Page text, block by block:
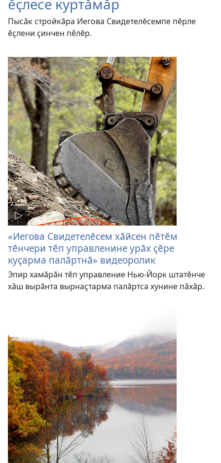
ӗҫлесе куртӑмӑр
Пысӑк стройкӑра Иегова Свидетелӗсемпе пӗрле
ӗҫлени ҫинчен пӗлӗр.
«Иегова Свидетелӗсем хӑйсен пӗтӗм
тӗнчери тӗп управленине урӑх ҫӗре
куҫарма палӑртнӑ» видеоролик
Эпир хамӑрӑн тӗп управление Нью-Йорк штатӗнче
хӑш вырӑнта вырнаҫтарма палӑртса хунине пӑхӑр.